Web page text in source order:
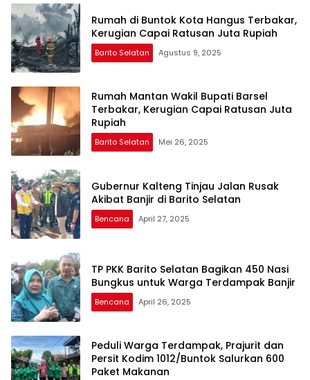
Rumah di Buntok Kota Hangus Terbakar,
Kerugian Capai Ratusan Juta Rupiah
Barito Selatan Agustus 9, 2025
Rumah Mantan Wakil Bupati Barsel
Terbakar, Kerugian Capai Ratusan Juta
Rupiah
Barito Selatan Mei 26, 2025
Gubernur Kalteng Tinjau Jalan Rusak
Akibat Banjir di Barito Selatan
Bencana April 27, 2025
TP PKK Barito Selatan Bagikan 450 Nasi
Bungkus untuk Warga Terdampak Banjir
Bencana April 26, 2025
Peduli Warga Terdampak, Prajurit dan
Persit Kodim 1012/Buntok Salurkan 600
Paket Makanan